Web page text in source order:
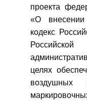
проекта
«О
кодекс
целях
воздушных